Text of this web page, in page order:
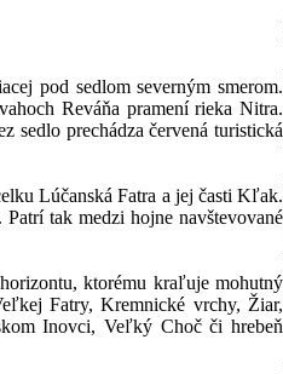
pod sedlom severným smerom.
Reváňa pramení rieka Nitra.
sedlo prechádza červená turistická
Lúčanská Fatra a jej časti Kľak.
tak medzi hojne navštevované
ktorému kraľuje mohutný
Fatry, Kremnické vrchy, Žiar,
Inovci, Veľký Choč či hrebeň